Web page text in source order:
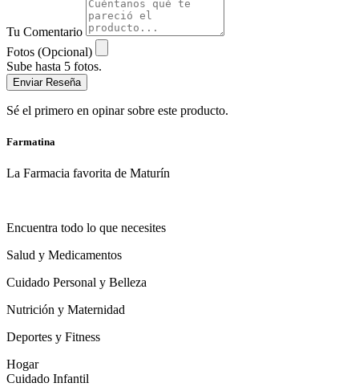
Tu Comentario
Fotos (Opcional)
Sube hasta 5 fotos.
Enviar Reseña
Sé el primero en opinar sobre este producto.
Farmatina
La Farmacia favorita de Maturín
Encuentra todo lo que necesites
Salud y Medicamentos
Cuidado Personal y Belleza
Nutrición y Maternidad
Deportes y Fitness
Hogar
Cuidado Infantil